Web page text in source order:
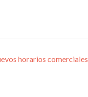
horarios comerciales